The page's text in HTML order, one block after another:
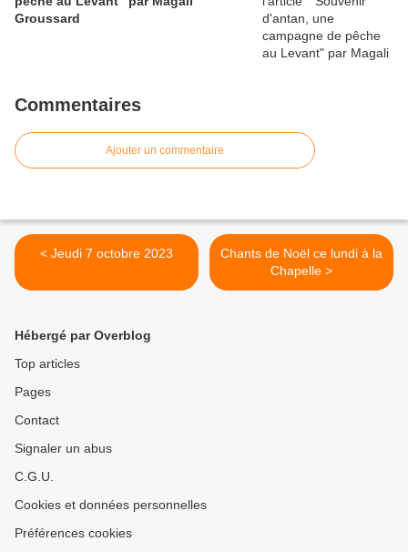
Groussard
Commentaires
Ajouter un commentaire
< Jeudi 7 octobre 2023
Chants de Noël ce lundi à la
Chapelle >
Hébergé par Overblog
Top articles
Pages
Contact
Signaler un abus
C.G.U.
Cookies et données personnelles
Préférences cookies